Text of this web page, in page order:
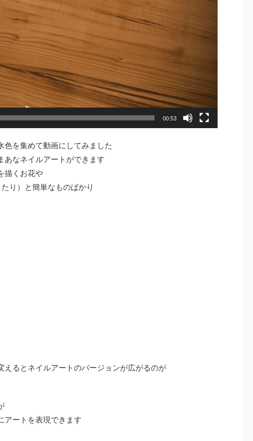
00:53
色を集めて動画にしてみました
あなネイルアートができます
描くお花や
り）と簡単なものばかり
えるとネイルアートのバージョンが広がるのが
アートを表現できます